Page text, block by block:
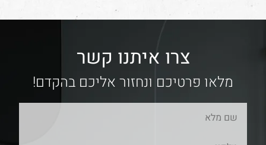
צרו איתנו קשר
מלאו פרטיכם ונחזור אליכם בהקדם!